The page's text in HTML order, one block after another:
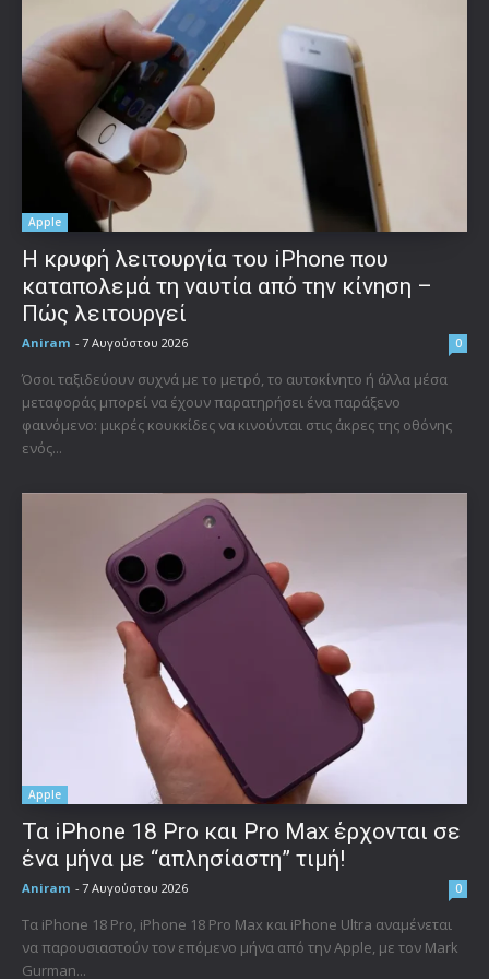
Apple
Η κρυφή λειτουργία του iPhone που
καταπολεμά τη ναυτία από την κίνηση –
Πώς λειτουργεί
Aniram - 7 Αυγούστου 2026 0
Όσοι ταξιδεύουν συχνά με το μετρό, το αυτοκίνητο ή άλλα μέσα
μεταφοράς μπορεί να έχουν παρατηρήσει ένα παράξενο
φαινόμενο: μικρές κουκκίδες να κινούνται στις άκρες της οθόνης
ενός...
Apple
Τα iPhone 18 Pro και Pro Max έρχονται σε
ένα μήνα με “απλησίαστη” τιμή!
Aniram - 7 Αυγούστου 2026 0
Τα iPhone 18 Pro, iPhone 18 Pro Max και iPhone Ultra αναμένεται
να παρουσιαστούν τον επόμενο μήνα από την Apple, με τον Mark
Gurman...